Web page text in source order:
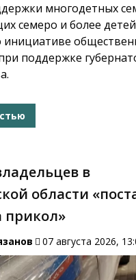
многодетных
семеро и более
инициативе
поддержке
в
области
07 августа 2026,